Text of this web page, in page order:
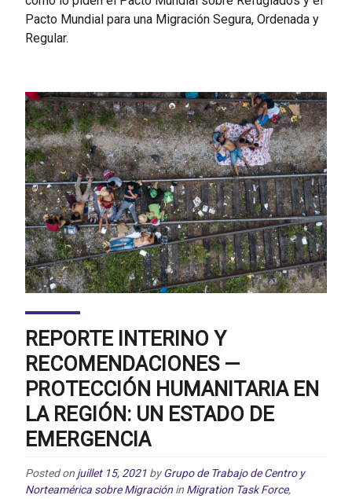
Pacto Mundial para una Migración Segura, Ordenada y
Regular.
REPORTE INTERINO Y
RECOMENDACIONES —
PROTECCIÓN HUMANITARIA EN
LA REGIÓN: UN ESTADO DE
EMERGENCIA
Posted on juillet 15, 2021 by Grupo de Trabajo de Centro y
Norteamérica sobre Migración in Migration Task Force,